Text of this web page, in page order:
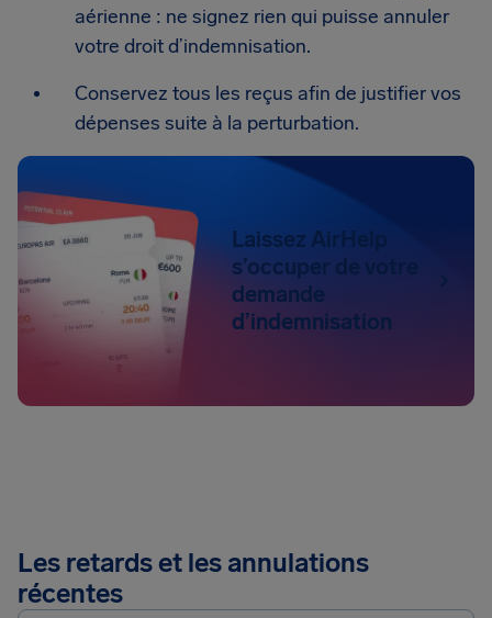
aérienne : ne signez rien qui puisse annuler
votre droit d’indemnisation.
Conservez tous les reçus afin de justifier vos
dépenses suite à la perturbation.
Laissez AirHelp
s’occuper de votre
demande
d’indemnisation
Les retards et les annulations
récentes